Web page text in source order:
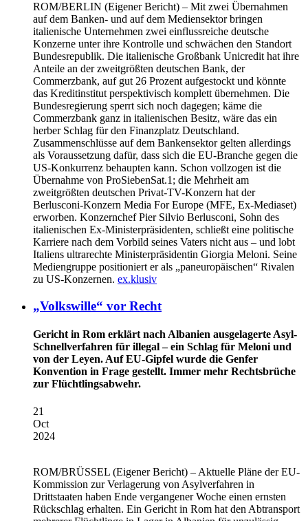
ROM/BERLIN (Eigener Bericht) – Mit zwei Übernahmen
auf dem Banken- und auf dem Mediensektor bringen
italienische Unternehmen zwei einflussreiche deutsche
Konzerne unter ihre Kontrolle und schwächen den Standort
Bundesrepublik. Die italienische Großbank Unicredit hat ihre
Anteile an der zweitgrößten deutschen Bank, der
Commerzbank, auf gut 26 Prozent aufgestockt und könnte
das Kreditinstitut perspektivisch komplett übernehmen. Die
Bundesregierung sperrt sich noch dagegen; käme die
Commerzbank ganz in italienischen Besitz, wäre das ein
herber Schlag für den Finanzplatz Deutschland.
Zusammenschlüsse auf dem Bankensektor gelten allerdings
als Voraussetzung dafür, dass sich die EU-Branche gegen die
US-Konkurrenz behaupten kann. Schon vollzogen ist die
Übernahme von ProSiebenSat.1; die Mehrheit am
zweitgrößten deutschen Privat-TV-Konzern hat der
Berlusconi-Konzern Media For Europe (MFE, Ex-Mediaset)
erworben. Konzernchef Pier Silvio Berlusconi, Sohn des
italienischen Ex-Ministerpräsidenten, schließt eine politische
Karriere nach dem Vorbild seines Vaters nicht aus – und lobt
Italiens ultrarechte Ministerpräsidentin Giorgia Meloni. Seine
Mediengruppe positioniert er als „paneuropäischen“ Rivalen
zu US-Konzernen. ex.klusiv
„Volkswille“ vor Recht
Gericht in Rom erklärt nach Albanien ausgelagerte Asyl-
Schnellverfahren für illegal – ein Schlag für Meloni und
von der Leyen. Auf EU-Gipfel wurde die Genfer
Konvention in Frage gestellt. Immer mehr Rechtsbrüche
zur Flüchtlingsabwehr.
21
Oct
2024
ROM/BRÜSSEL (Eigener Bericht) – Aktuelle Pläne der EU-
Kommission zur Verlagerung von Asylverfahren in
Drittstaaten haben Ende vergangener Woche einen ernsten
Rückschlag erhalten. Ein Gericht in Rom hat den Abtransport